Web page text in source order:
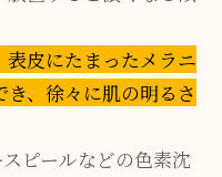
皮にたまったメラニ
、徐々に肌の明るさ
ピールなどの色素沈